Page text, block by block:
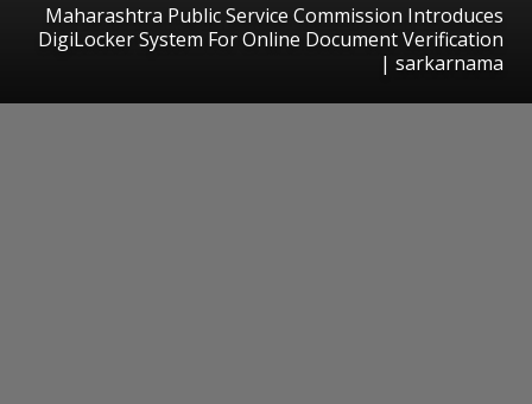
Maharashtra Public Service Commission Introduces
DigiLocker System For Online Document Verification
| sarkarnama